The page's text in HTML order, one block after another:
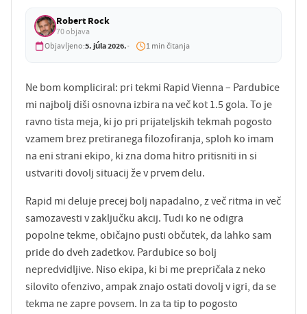
Robert Rock
70 objava
Objavljeno:5. júla 2026. 1 min čitanja
Ne bom kompliciral: pri tekmi Rapid Vienna – Pardubice
mi najbolj diši osnovna izbira na več kot 1.5 gola. To je
ravno tista meja, ki jo pri prijateljskih tekmah pogosto
vzamem brez pretiranega filozofiranja, sploh ko imam
na eni strani ekipo, ki zna doma hitro pritisniti in si
ustvariti dovolj situacij že v prvem delu.
Rapid mi deluje precej bolj napadalno, z več ritma in več
samozavesti v zaključku akcij. Tudi ko ne odigra
popolne tekme, običajno pusti občutek, da lahko sam
pride do dveh zadetkov. Pardubice so bolj
nepredvidljive. Niso ekipa, ki bi me prepričala z neko
silovito ofenzivo, ampak znajo ostati dovolj v igri, da se
tekma ne zapre povsem. In za ta tip to pogosto